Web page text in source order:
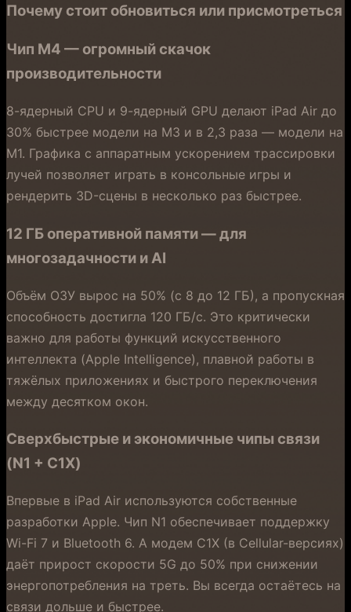
Почему стоит обновиться или присмотреться
Чип M4 — огромный скачок
производительности
8-ядерный CPU и 9-ядерный GPU делают iPad Air до
30% быстрее модели на M3 и в 2,3 раза — модели на
M1. Графика с аппаратным ускорением трассировки
лучей позволяет играть в консольные игры и
рендерить 3D-сцены в несколько раз быстрее.
12 ГБ оперативной памяти — для
многозадачности и AI
Объём ОЗУ вырос на 50% (с 8 до 12 ГБ), а пропускная
способность достигла 120 ГБ/с. Это критически
важно для работы функций искусственного
интеллекта (Apple Intelligence), плавной работы в
тяжёлых приложениях и быстрого переключения
между десятком окон.
Сверхбыстрые и экономичные чипы связи
(N1 + C1X)
Впервые в iPad Air используются собственные
разработки Apple. Чип N1 обеспечивает поддержку
Wi-Fi 7 и Bluetooth 6. А модем C1X (в Cellular-версиях)
даёт прирост скорости 5G до 50% при снижении
энергопотребления на треть. Вы всегда остаётесь на
связи дольше и быстрее.